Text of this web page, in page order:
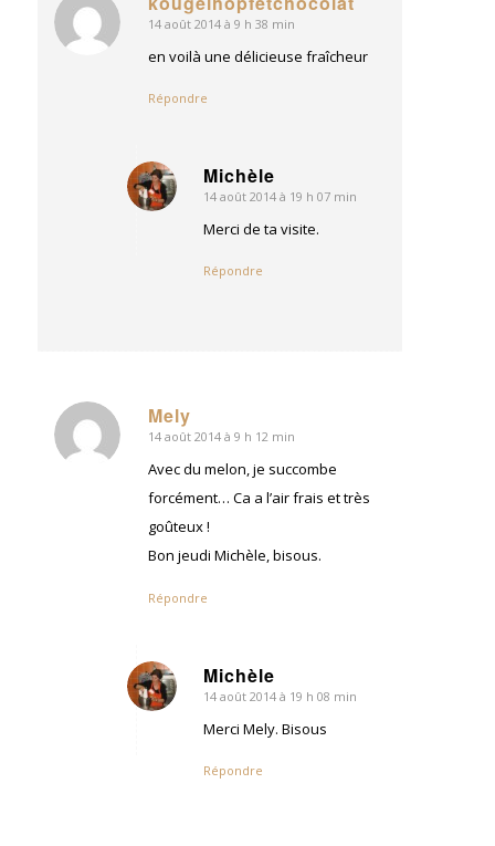
dit
14 août 2014 à 9 h 38 min
en voilà une délicieuse fraîcheur
Répondre
Michèle
dit
14 août 2014 à 19 h 07 min
Merci de ta visite.
Répondre
Mely
dit
14 août 2014 à 9 h 12 min
Avec du melon, je succombe
forcément… Ca a l’air frais et très
goûteux !
Bon jeudi Michèle, bisous.
Répondre
Michèle
dit
14 août 2014 à 19 h 08 min
Merci Mely. Bisous
Répondre